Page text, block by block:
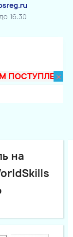
16:30
В
×
на